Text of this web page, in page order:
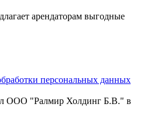
арендаторам выгодные
персональных данных
ООО "Ралмир Холдинг Б.В." в